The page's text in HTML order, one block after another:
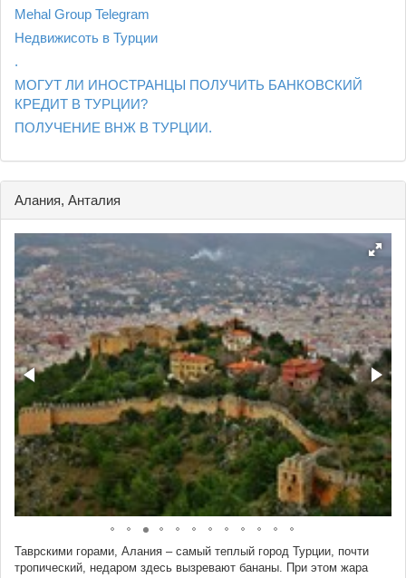
Mehal Group Telegram
Недвижисоть в Турции
.
МОГУТ ЛИ ИНОСТРАНЦЫ ПОЛУЧИТЬ БАНКОВСКИЙ
КРЕДИТ В ТУРЦИИ?
ПОЛУЧЕНИЕ ВНЖ В ТУРЦИИ.
Алания, Анталия
Таврскими горами, Алания – самый теплый город Турции, почти
тропический, недаром здесь вызревают бананы. При этом жара